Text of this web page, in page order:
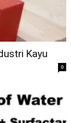
Kayu
0